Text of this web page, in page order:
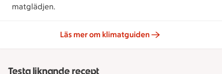
matglädjen.
Läs mer om klimatguiden
Testa liknande recept